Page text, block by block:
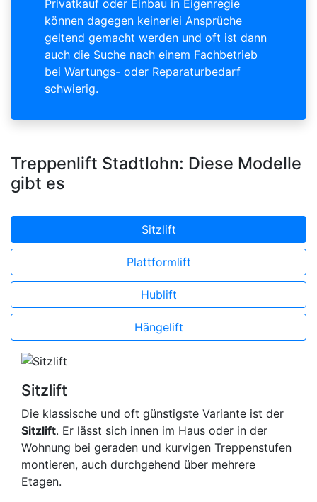
Privatkauf oder Einbau in Eigenregie
können dagegen keinerlei Ansprüche
geltend gemacht werden und oft ist dann
auch die Suche nach einem Fachbetrieb
bei Wartungs- oder Reparaturbedarf
schwierig.
Treppenlift Stadtlohn: Diese Modelle
gibt es
Sitzlift
Plattformlift
Hublift
Hängelift
Sitzlift
Die klassische und oft günstigste Variante ist der
Sitzlift. Er lässt sich innen im Haus oder in der
Wohnung bei geraden und kurvigen Treppenstufen
montieren, auch durchgehend über mehrere
Etagen.